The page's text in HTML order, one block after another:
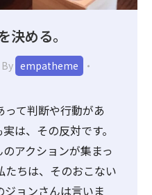
決める。
By empatheme
て判断や行動があ
は、その反対です。
アクションが集まっ
たちは、そのおこない
ョンさんは言いま